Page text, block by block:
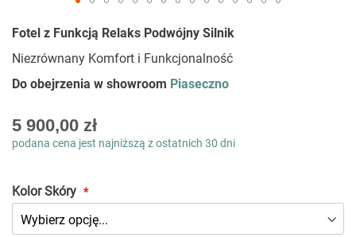
na
początek
Fotel z Funkcją Relaks Podwójny Silnik
Niezrównany Komfort i Funkcjonalność
Do obejrzenia w showroom Piaseczno
As
low
5 900,00 zł
podana cena jest najniższą z ostatnich 30 dni
Kolor Skóry